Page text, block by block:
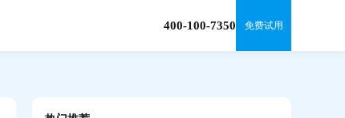
400-100-7350 免费试用